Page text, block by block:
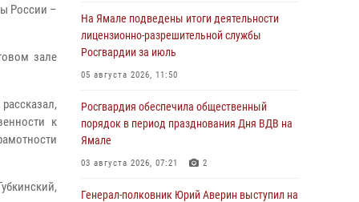
России –
зале
к
На Ямале подведены итоги деятельности
лицензионно-разрешительной службы
Росгвардии за июль
05 августа 2026, 11:50
Росгвардия обеспечила общественный
порядок в период празднования Дня ВДВ на
Ямале
03 августа 2026, 07:21 2
Генерал-полковник Юрий Аверин выступил на